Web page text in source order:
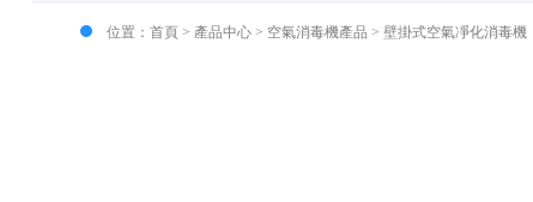
位置： 首頁> 產品中心> 空氣消毒機產品 > 壁掛式空氣凈化消毒機